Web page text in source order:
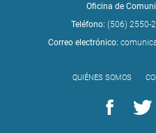
Oficina de
Teléfono: (506) 2550-
Correo electrónico:
QUIÉNES SOMOS